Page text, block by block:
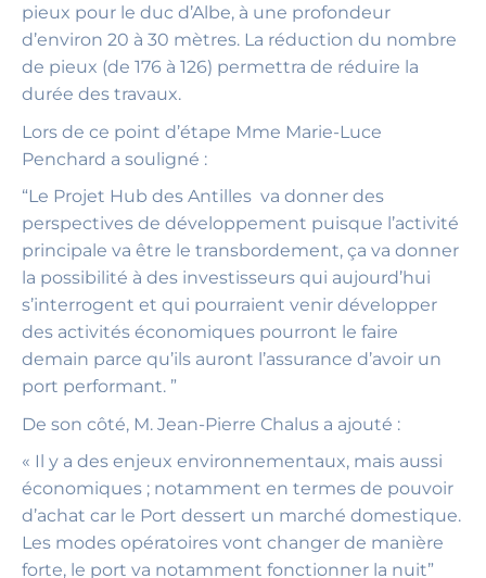
pieux pour le duc d’Albe, à une profondeur
d’environ 20 à 30 mètres. La réduction du nombre
de pieux (de 176 à 126) permettra de réduire la
durée des travaux.
Lors de ce point d’étape Mme Marie-Luce
Penchard a souligné :
“Le Projet Hub des Antilles va donner des
perspectives de développement puisque l’activité
principale va être le transbordement, ça va donner
la possibilité à des investisseurs qui aujourd’hui
s’interrogent et qui pourraient venir développer
des activités économiques pourront le faire
demain parce qu’ils auront l’assurance d’avoir un
port performant. ”
De son côté, M. Jean-Pierre Chalus a ajouté :
« Il y a des enjeux environnementaux, mais aussi
économiques ; notamment en termes de pouvoir
d’achat car le Port dessert un marché domestique.
Les modes opératoires vont changer de manière
forte, le port va notamment fonctionner la nuit”